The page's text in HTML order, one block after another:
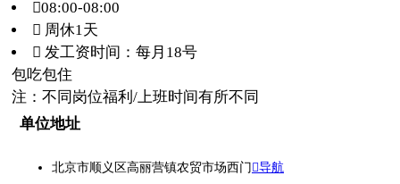
08:00-08:00
 周休1天
 发工资时间：每月18号
包吃包住
注：不同岗位福利/上班时间有所不同
单位地址
北京市顺义区高丽营镇农贸市场西门导航